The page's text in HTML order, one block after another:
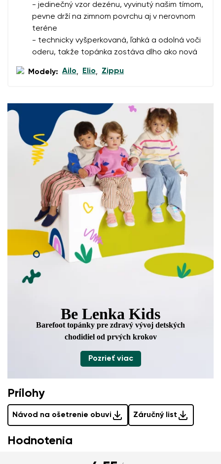
Vyberte jazyk
- jedinečný vzor dezénu, vyvinutý našim tímom,
pevne drží na zimnom povrchu aj v nerovnom
teréne
- technicky vyšperkovaná, ľahká a odolná voči
oderu, takže topánka zostáva dlho ako nová
Modely: Ailo, Elio, Zippu
Be Lenka Kids
Barefoot topánky pre zdravý vývoj detských
chodidiel od prvých krokov
Pozrieť viac
Prílohy
Návod na ošetrenie obuvi Záručný list
Otázka
Hodnotenia
Hodnotenie
Súhlasím so spracovaním zadaných osobných údajov v
týchto podmienok a ich zverejnením.
Pridať hodnotenie